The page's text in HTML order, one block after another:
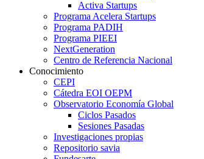
Activa Startups
Programa Acelera Startups
Programa PADIH
Programa PIEEI
NextGeneration
Centro de Referencia Nacional
Conocimiento
CEPI
Cátedra EOI OEPM
Observatorio Economía Global
Ciclos Pasados
Sesiones Pasadas
Investigaciones propias
Repositorio savia